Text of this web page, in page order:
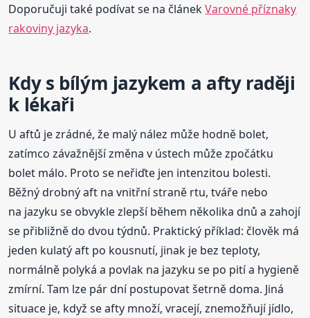
Doporučuji také podívat se na článekVarovné příznaky
rakoviny jazyka.
Kdy s bílým jazykem a afty raději
k lékaři
U aftů je zrádné, že malý nález může hodně bolet,
zatímco závažnější změna v ústech může zpočátku
bolet málo. Proto se neřiďte jen intenzitou bolesti.
Běžný drobný aft na vnitřní straně rtu, tváře nebo
na jazyku se obvykle zlepší během několika dnů a zahojí
se přibližně do dvou týdnů. Praktický příklad: člověk má
jeden kulatý aft po kousnutí, jinak je bez teploty,
normálně polyká a povlak na jazyku se po pití a hygieně
zmírní. Tam lze pár dní postupovat šetrně doma. Jiná
situace je, když se afty množí, vracejí, znemožňují jídlo,